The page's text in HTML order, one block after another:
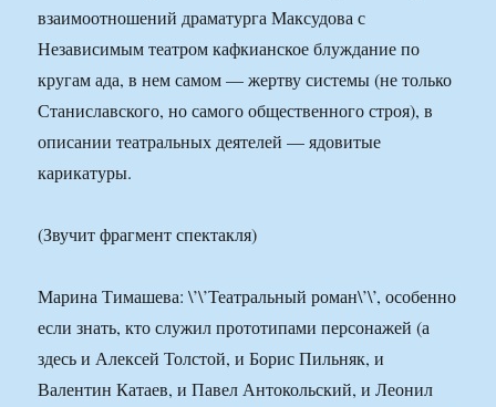
взаимоотношений драматурга Максудова с
Независимым театром кафкианское блуждание по
кругам ада, в нем самом — жертву системы (не только
Станиславского, но самого общественного строя), в
описании театральных деятелей — ядовитые
карикатуры.
(Звучит фрагмент спектакля)
Марина Тимашева: \’\’Театральный роман\’\’, особенно
если знать, кто служил прототипами персонажей (а
здесь и Алексей Толстой, и Борис Пильняк, и
Валентин Катаев, и Павел Антокольский, и Леонил